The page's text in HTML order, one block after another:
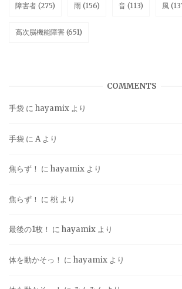
障害者 (275) 雨 (156) 音 (113) 風
高次脳機能障害 (651)
COMMENTS
手袋 に hayamix より
手袋 に Aより
焦らず！ に hayamix より
焦らず！ に 桃 より
最後の1枚！ に hayamix より
体を動かそっ！ に hayamix より